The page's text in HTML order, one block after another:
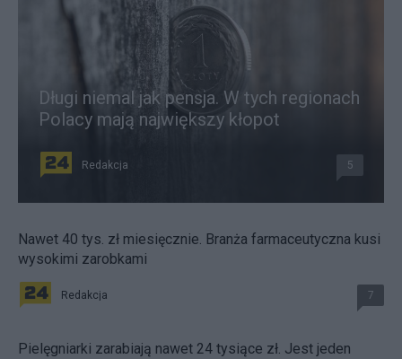
Długi niemal jak pensja. W tych regionach
Polacy mają największy kłopot
Redakcja 5
Nawet 40 tys. zł miesięcznie. Branża farmaceutyczna kusi
wysokimi zarobkami
Redakcja 7
Pielęgniarki zarabiają nawet 24 tysiące zł. Jest jeden